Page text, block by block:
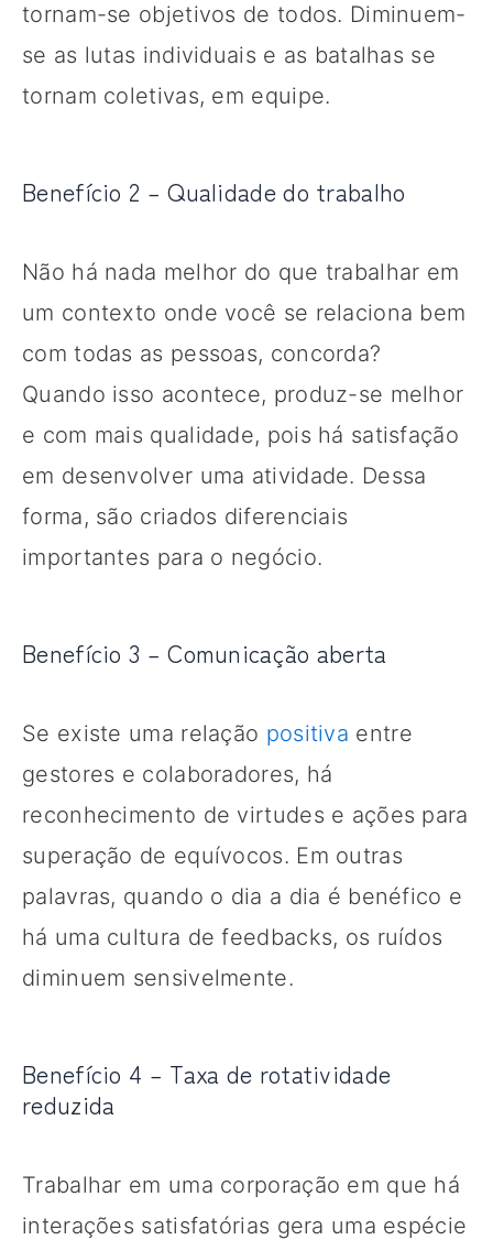
tornam-se objetivos de todos. Diminuem-
se as lutas individuais e as batalhas se
tornam coletivas, em equipe.
Benefício 2 – Qualidade do trabalho
Não há nada melhor do que trabalhar em
um contexto onde você se relaciona bem
com todas as pessoas, concorda?
Quando isso acontece, produz-se melhor
e com mais qualidade, pois há satisfação
em desenvolver uma atividade. Dessa
forma, são criados diferenciais
importantes para o negócio.
Benefício 3 – Comunicação aberta
Se existe uma relação positiva entre
gestores e colaboradores, há
reconhecimento de virtudes e ações para
superação de equívocos. Em outras
palavras, quando o dia a dia é benéfico e
há uma cultura de feedbacks, os ruídos
diminuem sensivelmente.
Benefício 4 – Taxa de rotatividade
reduzida
Trabalhar em uma corporação em que há
interações satisfatórias gera uma espécie